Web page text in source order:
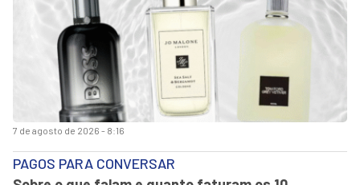
7 de agosto de 2026 - 8:16
PAGOS PARA CONVERSAR